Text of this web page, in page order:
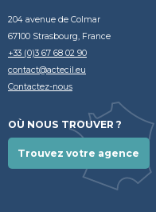
204 avenue de Colmar
67100 Strasbourg, France
+33 (0)3 67 68 02 90
contact@actecil.eu
Contactez-nous
OÙ NOUS TROUVER ?
Trouvez votre agence